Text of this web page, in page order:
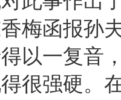
梅函报孙
以一复音
很强硬。